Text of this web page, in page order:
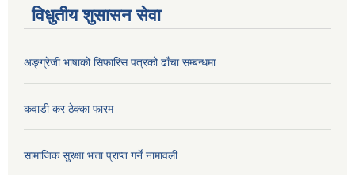
विधुतीय शुसासन सेवा
अङ्ग्रेजी भाषाको सिफारिस पत्रको ढाँचा सम्बन्धमा
कवाडी कर ठेक्का फारम
सामाजिक सुरक्षा भत्ता प्राप्त गर्ने नामावली